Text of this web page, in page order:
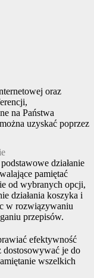
oraz
na Państwa
uzyskać poprzez
działanie
pamiętać
od wybranych opcji,
działania koszyka i
w rozwiązywaniu
przepisów.
efektywność
dostosowywać je do
wszelkich